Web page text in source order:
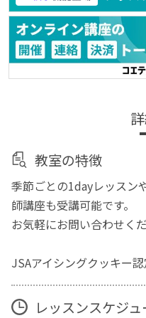
教室の特徴
季節ごとの1dayレッスン
師講座も受講可能です。
お気軽にお問い合わせくだ
JSAアイシングクッキー
レッスンスケジュ